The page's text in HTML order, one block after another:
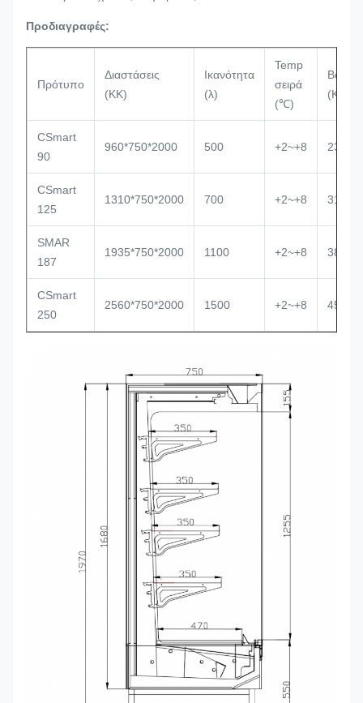
Προδιαγραφές:
Πρότυπο
Διαστάσεις
(ΚΚ)
Ικανότητα
(λ)
Temp
σειρά
(℃)
Βάρος
(ΚΛ)
CSmart
90
960*750*2000 500 +2~+8 230
CSmart
125
1310*750*2000 700 +2~+8 310
SMAR
187
1935*750*2000 1100 +2~+8 385
CSmart
250
2560*750*2000 1500 +2~+8 450